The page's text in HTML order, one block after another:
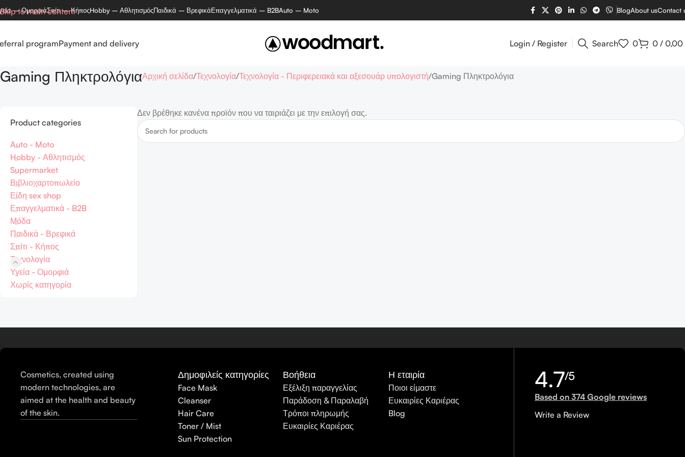
Skip to main content
– ΟμορφιάΣπίτι – ΚήποςHobby – ΑθλητισμόςΠαιδικά – ΒρεφικάΕπαγγελματικά – B2BAuto – Moto BlogAbout usContact
programPayment and delivery Login / Register Search 0 0 / 0,00
Gaming ΠληκτρολόγιαΑρχική σελίδα Τεχνολογία Τεχνολογία - Περιφερειακά και αξεσουάρ υπολογιστή Gaming Πληκτρολόγια
Product categories
Auto - Moto
Hobby - Αθλητισμός
Supermarket
Βιβλιοχαρτοπωλείο
Είδη sex shop
Επαγγελματικά - B2B
Μόδα
Παιδικά - Βρεφικά
Σπίτι - Κήπος
Τεχνολογία
Υγεία - Ομορφιά
Χωρίς κατηγορία
Δεν βρέθηκε κανένα προϊόν που να ταιριάζει με την επιλογή σας.
Cosmetics, created using
modern technologies, are
aimed at the health and beauty
of the skin.
Δημοφιλείς κατηγορίες
Face Mask
Cleanser
Hair Care
Toner / Mist
Sun Protection
Βοήθεια
Εξέλιξη παραγγελίας
Παράδοση & Παραλαβή
Τρόποι πληρωμής
Ευκαιρίες Καριέρας
Η εταιρία
Ποιοι είμαστε
Ευκαιρίες Καριέρας
Blog
4.7/5
Based on 374 Google reviews
Write a Review